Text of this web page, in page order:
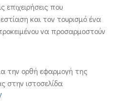
που
και τον τουρισμό ένα
να προσαρμοστούν
την ορθή εφαρμογή της
στην ιστοσελίδα